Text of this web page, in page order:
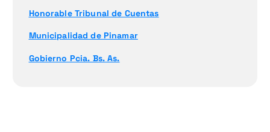
Honorable Tribunal de Cuentas
Municipalidad de Pinamar
Gobierno Pcia. Bs. As.